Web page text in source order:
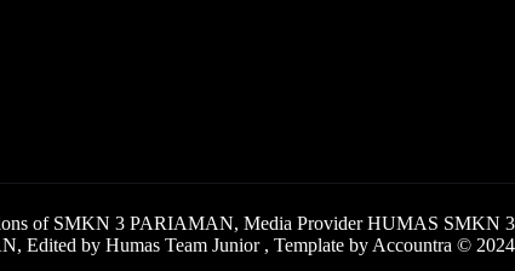
of SMKN 3 PARIAMAN, Media Provider HUMAS SMKN 3
Edited by Humas Team Junior , Template by Accountra © 2024